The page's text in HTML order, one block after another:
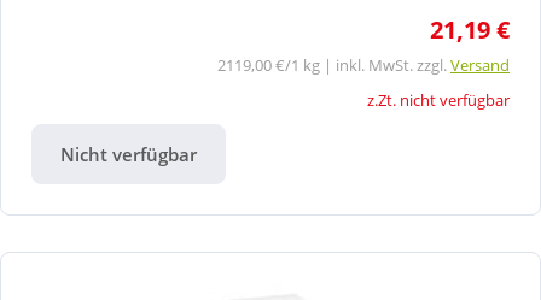
21,19 €
2119,00 €/1 kg | inkl. MwSt. zzgl.Versand
z.Zt. nicht verfügbar
Nicht verfügbar